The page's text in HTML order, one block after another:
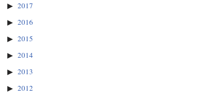
2017
2016
2015
2014
2013
2012